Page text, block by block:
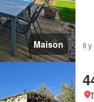
Maison Il